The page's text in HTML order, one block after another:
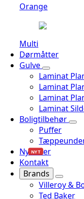
Orange
Multi
Dørmåtter
Gulve
Laminat
Laminat
Laminat
Laminat
Boligtilbehør
Puffer
Nyheder
NYT
Kontakt
Brands
Villeroy &
Ted Baker